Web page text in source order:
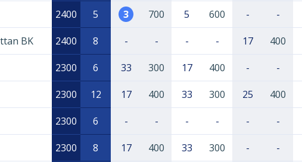
2400 5 3 700 5 600 - -
BK 2400 8 - - - - 17 400
2300 6 33 300 17 400 - -
2300 12 17 400 33 300 25 400
2300 6 - - - - - -
2300 8 17 400 33 300 - -